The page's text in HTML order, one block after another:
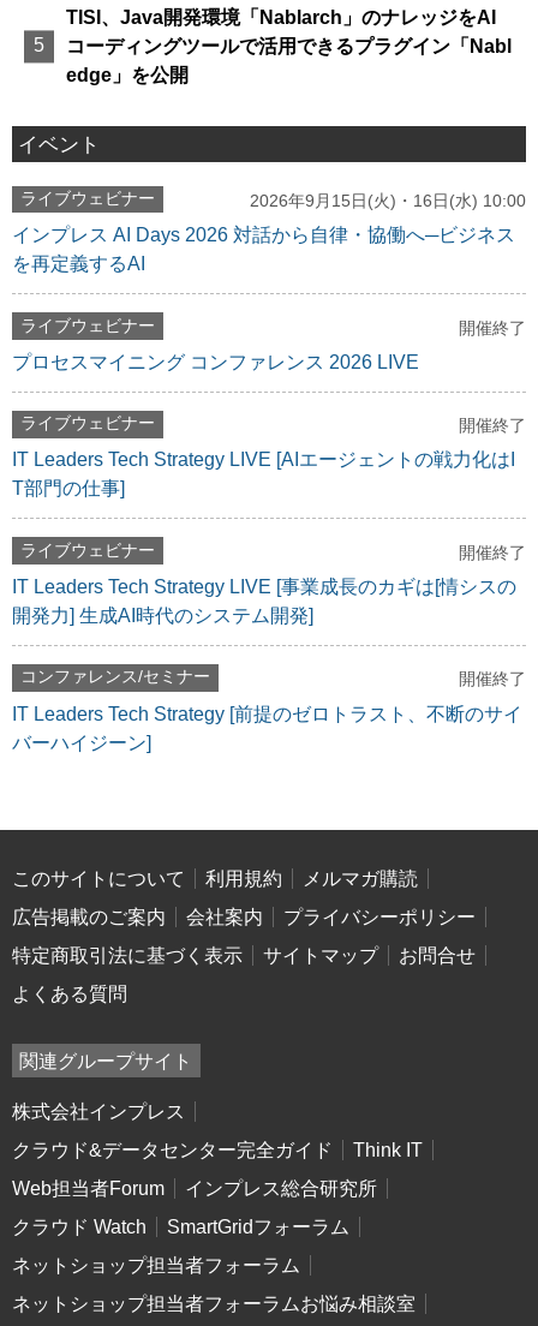
TISI、Java開発環境「Nablarch」のナレッジをAI
コーディングツールで活用できるプラグイン「Nabl
edge」を公開
イベント
ライブウェビナー 2026年9月15日(火)・16日(水) 10:00
インプレス AI Days 2026 対話から自律・協働へ─ビジネス
を再定義するAI
ライブウェビナー 開催終了
プロセスマイニング コンファレンス 2026 LIVE
ライブウェビナー 開催終了
IT Leaders Tech Strategy LIVE [AIエージェントの戦力化はI
T部門の仕事]
ライブウェビナー 開催終了
IT Leaders Tech Strategy LIVE [事業成長のカギは[情シスの
開発力] 生成AI時代のシステム開発]
コンファレンス/セミナー 開催終了
IT Leaders Tech Strategy [前提のゼロトラスト、不断のサイ
バーハイジーン]
このサイトについて 利用規約
メルマガ購読
広告掲載のご案内
会社案内
プライバシーポリシー
特定商取引法に基づく表示
サイトマップ
お問合せ
よくある質問
関連グループサイト
株式会社インプレス
クラウド&データセンター完全ガイド
Think IT
Web担当者Forum
インプレス総合研究所
クラウド Watch
SmartGridフォーラム
ネットショップ担当者フォーラム
ネットショップ担当者フォーラムお悩み相談室